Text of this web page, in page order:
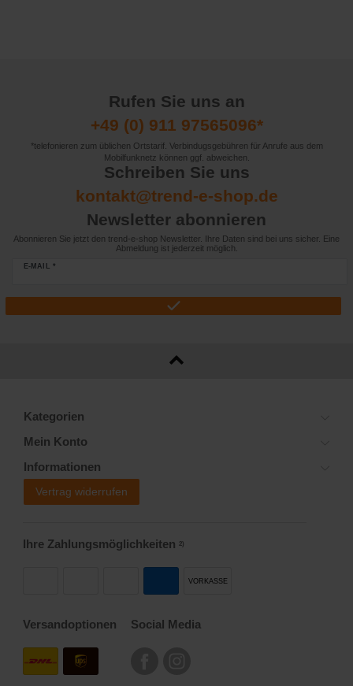
Rufen Sie uns an
+49 (0) 911 97565096*
*telefonieren zum üblichen Ortstarif. Verbindugsgebühren für Anrufe aus dem
Mobilfunknetz können ggf. abweichen.
Schreiben Sie uns
kontakt@trend-e-shop.de
Newsletter abonnieren
Abonnieren Sie jetzt den trend-e-shop Newsletter. Ihre Daten sind bei uns sicher. Eine
Abmeldung ist jederzeit möglich.
E-MAIL *
Kategorien
Mein Konto
Informationen
Vertrag widerrufen
Ihre Zahlungsmöglichkeiten 2)
VORKASSE
Versandoptionen Social Media